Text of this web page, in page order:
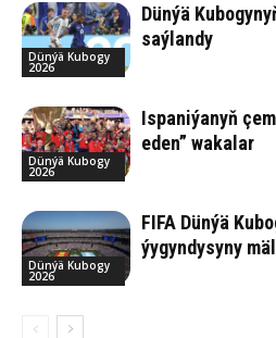
Dünýä Kubogy
2026
Dünýä
saýlandy
Dünýä Kubogy
2026
Ispaniýanyň
eden” wakalar
Dünýä Kubogy
2026
FIFA Dünýä
ýygyndysyny